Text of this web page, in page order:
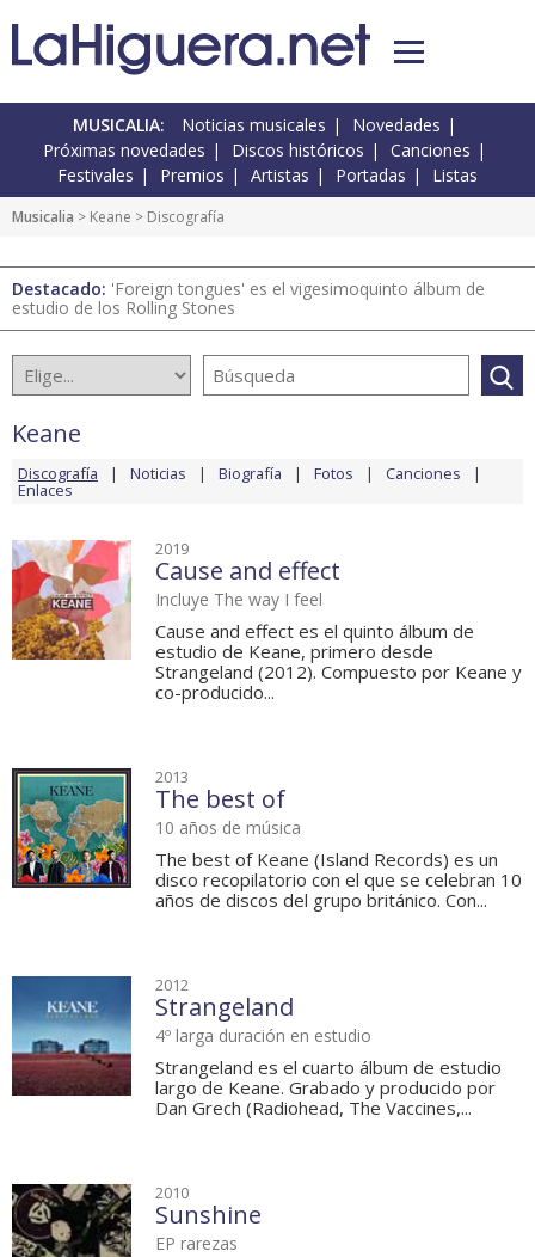
MUSICALIA: Noticias musicales
Novedades
Próximas novedades
Discos históricos
Canciones
Festivales
Premios Artistas Portadas Listas
Musicalia > Keane > Discografía
Destacado: 'Foreign tongues' es el vigesimoquinto álbum de
estudio de los Rolling Stones
Keane
Discografía Noticias Biografía Fotos Canciones
Enlaces
2019
Cause and effect
Incluye The way I feel
Cause and effect es el quinto álbum de
estudio de Keane, primero desde
Strangeland (2012). Compuesto por Keane y
co-producido...
2013
The best of
10 años de música
The best of Keane (Island Records) es un
disco recopilatorio con el que se celebran 10
años de discos del grupo británico. Con...
2012
Strangeland
4º larga duración en estudio
Strangeland es el cuarto álbum de estudio
largo de Keane. Grabado y producido por
Dan Grech (Radiohead, The Vaccines,...
2010
Sunshine
EP rarezas